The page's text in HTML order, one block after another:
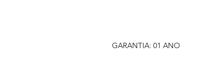
GARANTIA: 01 ANO